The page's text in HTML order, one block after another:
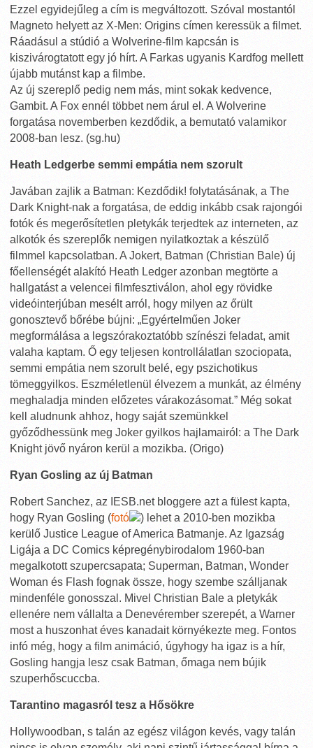
Ezzel egyidejűleg a cím is megváltozott. Szóval mostantól
Magneto helyett az X-Men: Origins címen keressük a filmet.
Ráadásul a stúdió a Wolverine-film kapcsán is
kiszivárogtatott egy jó hírt. A Farkas ugyanis Kardfog mellett
újabb mutánst kap a filmbe.
Az új szereplő pedig nem más, mint sokak kedvence,
Gambit. A Fox ennél többet nem árul el. A Wolverine
forgatása novemberben kezdődik, a bemutató valamikor
2008-ban lesz. (sg.hu)
Heath Ledgerbe semmi empátia nem szorult
Javában zajlik a Batman: Kezdődik! folytatásának, a The
Dark Knight-nak a forgatása, de eddig inkább csak rajongói
fotók és megerősítetlen pletykák terjedtek az interneten, az
alkotók és szereplők nemigen nyilatkoztak a készülő
filmmel kapcsolatban. A Jokert, Batman (Christian Bale) új
főellenségét alakító Heath Ledger azonban megtörte a
hallgatást a velencei filmfesztiválon, ahol egy rövidke
videóinterjúban mesélt arról, hogy milyen az őrült
gonosztevő bőrébe bújni: „Egyértelműen Joker
megformálása a legszórakoztatóbb színészi feladat, amit
valaha kaptam. Ő egy teljesen kontrollálatlan szociopata,
semmi empátia nem szorult belé, egy pszichotikus
tömeggyilkos. Eszméletlenül élvezem a munkát, az élmény
meghaladja minden előzetes várakozásomat.” Még sokat
kell aludnunk ahhoz, hogy saját szemünkkel
győződhessünk meg Joker gyilkos hajlamairól: a The Dark
Knight jövő nyáron kerül a mozikba. (Origo)
Ryan Gosling az új Batman
Robert Sanchez, az IESB.net bloggere azt a fülest kapta,
hogy Ryan Gosling (fotó
) lehet a 2010-ben mozikba
kerülő Justice League of America Batmanje. Az Igazság
Ligája a DC Comics képregénybirodalom 1960-ban
megalkotott szupercsapata; Superman, Batman, Wonder
Woman és Flash fognak össze, hogy szembe szálljanak
mindenféle gonosszal. Mivel Christian Bale a pletykák
ellenére nem vállalta a Denevérember szerepét, a Warner
most a huszonhat éves kanadait környékezte meg. Fontos
infó még, hogy a film animáció, úgyhogy ha igaz is a hír,
Gosling hangja lesz csak Batman, őmaga nem bújik
szuperhőscuccba.
Tarantino magasról tesz a Hősökre
Hollywoodban, s talán az egész világon kevés, vagy talán